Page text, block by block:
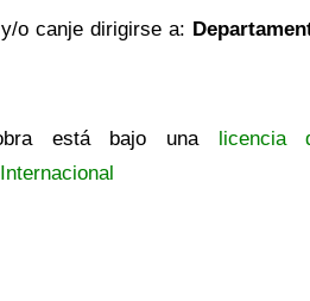
o canje dirigirse a:
está bajo una licencia